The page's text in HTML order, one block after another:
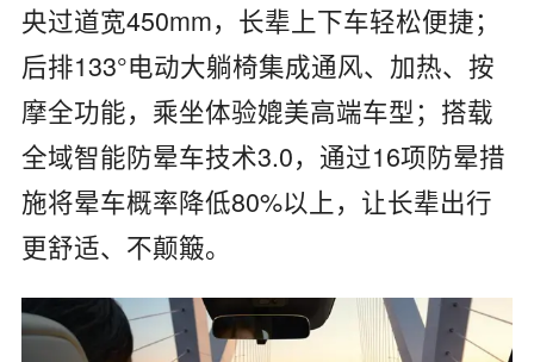
央过道宽450mm，长辈上下车轻松便捷；
后排133°电动大躺椅集成通风、加热、按
摩全功能，乘坐体验媲美高端车型；搭载
全域智能防晕车技术3.0，通过16项防晕措
施将晕车概率降低80%以上，让长辈出行
更舒适、不颠簸。